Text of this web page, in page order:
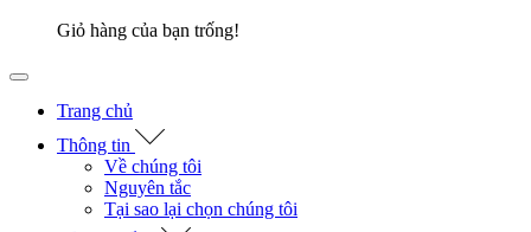
Giỏ hàng của bạn trống!
Trang chủ
Thông tin
Về chúng tôi
Nguyên tắc
Tại sao lại chọn chúng tôi